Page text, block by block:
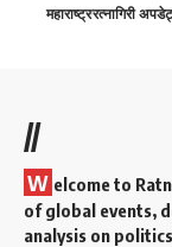
महाराष्ट्ररत्नागिरी
//
W elcome to
of global events,
analysis on